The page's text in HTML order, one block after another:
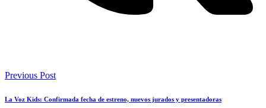
Previous Post
La Voz Kids: Confirmada fecha de estreno, nuevos jurados y presentadoras